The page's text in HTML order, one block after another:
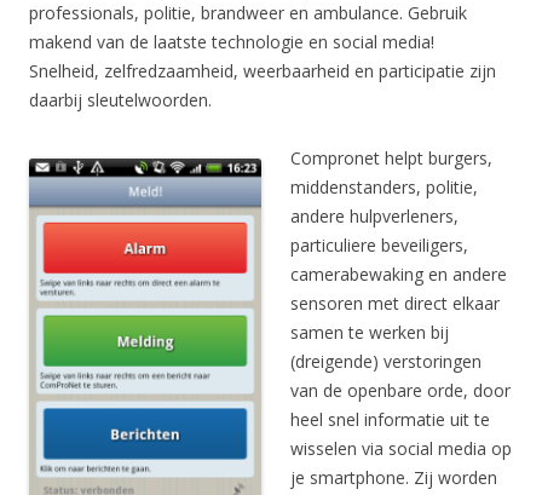
professionals, politie, brandweer en ambulance. Gebruik
makend van de laatste technologie en social media!
Snelheid, zelfredzaamheid, weerbaarheid en participatie zijn
daarbij sleutelwoorden.
Compronet helpt burgers,
middenstanders, politie,
andere hulpverleners,
particuliere beveiligers,
camerabewaking en andere
sensoren met direct elkaar
samen te werken bij
(dreigende) verstoringen
van de openbare orde, door
heel snel informatie uit te
wisselen via social media op
je smartphone. Zij worden